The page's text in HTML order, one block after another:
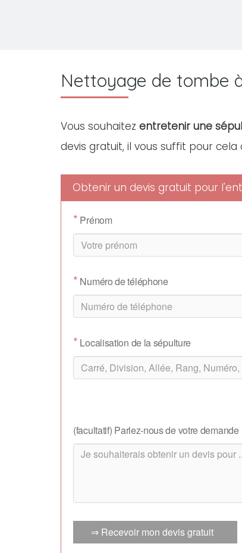
Nettoyage de tombe
Vous souhaitez entretenir une
devis gratuit, il vous suffit pour
Obtenir un devis gratuit pour
* Prénom
* Numéro de téléphone
* Localisation de la sépulture
(facultatif) Parlez-nous de votre demande
⇒ Recevoir mon devis gratuit